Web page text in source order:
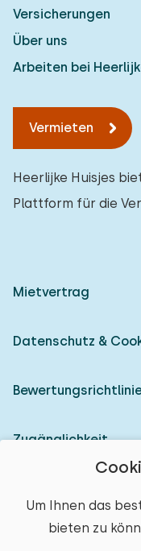
Um Ihnen das
bieten zu
Versicherungen
Über uns
Arbeiten bei
Vermieten
Heerlijke Huisjes
Plattform für die
Mietvertrag
Datenschutz &
Zugänglichkeit
© 2026 Heerlijke